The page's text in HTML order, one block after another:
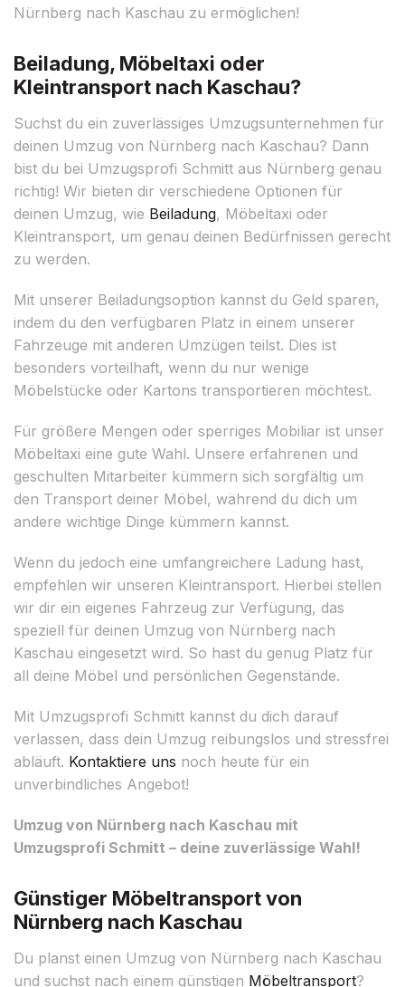
Nürnberg nach Kaschau zu ermöglichen!
Beiladung, Möbeltaxi oder
Kleintransport nach Kaschau?
Suchst du ein zuverlässiges Umzugsunternehmen für
deinen Umzug von Nürnberg nach Kaschau? Dann
bist du bei Umzugsprofi Schmitt aus Nürnberg genau
richtig! Wir bieten dir verschiedene Optionen für
deinen Umzug, wie Beiladung, Möbeltaxi oder
Kleintransport, um genau deinen Bedürfnissen gerecht
zu werden.
Mit unserer Beiladungsoption kannst du Geld sparen,
indem du den verfügbaren Platz in einem unserer
Fahrzeuge mit anderen Umzügen teilst. Dies ist
besonders vorteilhaft, wenn du nur wenige
Möbelstücke oder Kartons transportieren möchtest.
Für größere Mengen oder sperriges Mobiliar ist unser
Möbeltaxi eine gute Wahl. Unsere erfahrenen und
geschulten Mitarbeiter kümmern sich sorgfältig um
den Transport deiner Möbel, während du dich um
andere wichtige Dinge kümmern kannst.
Wenn du jedoch eine umfangreichere Ladung hast,
empfehlen wir unseren Kleintransport. Hierbei stellen
wir dir ein eigenes Fahrzeug zur Verfügung, das
speziell für deinen Umzug von Nürnberg nach
Kaschau eingesetzt wird. So hast du genug Platz für
all deine Möbel und persönlichen Gegenstände.
Mit Umzugsprofi Schmitt kannst du dich darauf
verlassen, dass dein Umzug reibungslos und stressfrei
abläuft. Kontaktiere uns noch heute für ein
unverbindliches Angebot!
Umzug von Nürnberg nach Kaschau mit
Umzugsprofi Schmitt – deine zuverlässige Wahl!
Günstiger Möbeltransport von
Nürnberg nach Kaschau
Du planst einen Umzug von Nürnberg nach Kaschau
und suchst nach einem günstigen Möbeltransport?